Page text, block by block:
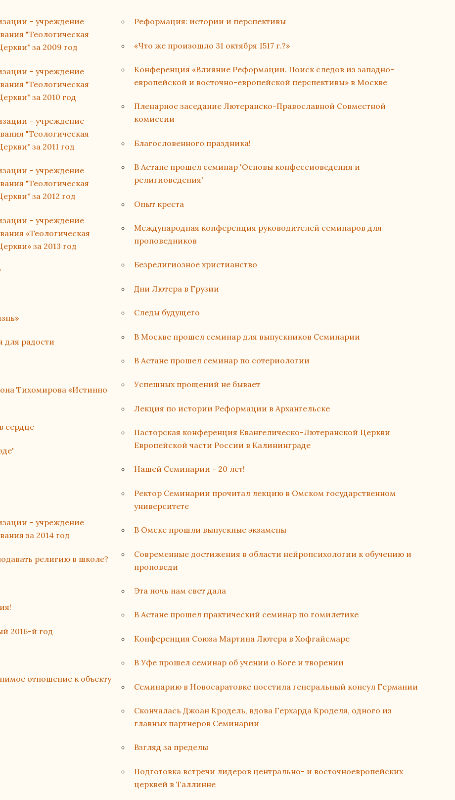
Международное сотрудничество
Организация питания в образовательной организации
История Теологической Семинарии Евангелическо-Лютеранской Церкви
– учреждение
"Теологическая
за 2009 год
– учреждение
"Теологическая
за 2010 год
– учреждение
"Теологическая
за 2011 год
– учреждение
"Теологическая
за 2012 год
– учреждение
«Теологическая
за 2013 год
для радости
Тихомирова «Истинно
сердце
– учреждение
за 2014 год
религию в школе?
2016-й год
отношение к объекту
Реформация: истории и перспективы
«Что же произошло 31 октября 1517 г.?»
Конференция «Влияние Реформации. Поиск следов из западно-
европейской и восточно-европейской перспективы» в Москве
Пленарное заседание Лютеранско-Православной Совместной
комиссии
Благословенного праздника!
В Астане прошел семинар 'Основы конфессиоведения и
религиоведения'
Опыт креста
Международная конференция руководителей семинаров для
проповедников
Безрелигиозное христианство
Дни Лютера в Грузии
Следы будущего
В Москве прошел семинар для выпускников Семинарии
В Астане прошел семинар по сотериологии
Успешных прощений не бывает
Лекция по истории Реформации в Архангельске
Пасторская конференция Евангелическо-Лютеранской Церкви
Европейской части России в Калининграде
Нашей Семинарии - 20 лет!
Ректор Семинарии прочитал лекцию в Омском государственном
университете
В Омске прошли выпускные экзамены
Современные достижения в области нейропсихологии к обучению и
проповеди
Эта ночь нам свет дала
В Астане прошел практический семинар по гомилетике
Конференция Союза Мартина Лютера в Хофгайсмаре
В Уфе прошел семинар об учении о Боге и творении
Семинарию в Новосаратовке посетила генеральный консул Германии
Cкончалась Джоан Кродель, вдова Герхарда Кроделя, одного из
главных партнеров Семинарии
Взгляд за пределы
Подготовка встречи лидеров центрально- и восточноевропейских
церквей в Таллинне